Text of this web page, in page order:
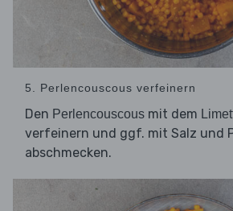
5. Perlencouscous verfeinern
Den Perlencouscous mit dem
verfeinern und ggf. mit Salz und
abschmecken.